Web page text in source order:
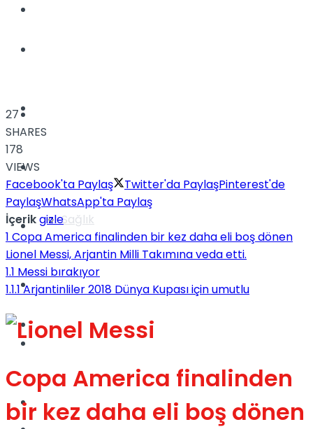
Sağlık
TV
Türkiye
Müzik
Sinema
Tatil
Spor
27
SHARES
178
VIEWS
Facebook'ta Paylaş
Twitter'da PaylaşPinterest'de
PaylaşWhatsApp'ta Paylaş
İçerikgizle
1 Copa America finalinden bir kez daha eli boş dönen
Lionel Messi, Arjantin Milli Takımına veda etti.
1.1 Messi bırakıyor
1.1.1 Arjantinliler 2018 Dünya Kupası için umutlu
Copa America finalinden
bir kez daha eli boş dönen